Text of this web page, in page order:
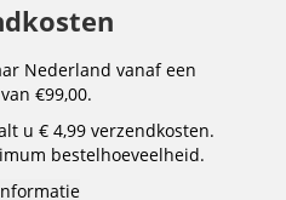
Nederland vanaf een
€99,00.
u € 4,99 verzendkosten.
bestelhoeveelheid.